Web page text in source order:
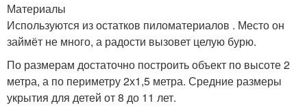
Материалы
Используются из остатков пиломатериалов . Место он
займёт не много, а радости вызовет целую бурю.
По размерам достаточно построить объект по высоте 2
метра, а по периметру 2х1,5 метра. Средние размеры
укрытия для детей от 8 до 11 лет.